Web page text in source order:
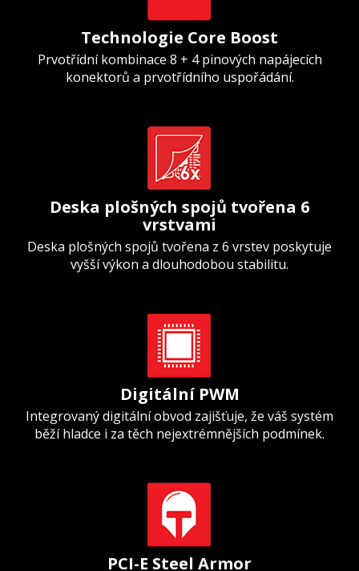
Technologie Core Boost
Prvotřídní kombinace 8 + 4 pinových napájecích
konektorů a prvotřídního uspořádání.
Deska plošných spojů tvořena 6
vrstvami
Deska plošných spojů tvořena z 6 vrstev poskytuje
vyšší výkon a dlouhodobou stabilitu.
Digitální PWM
Integrovaný digitální obvod zajišťuje, že váš systém
běží hladce i za těch nejextrémnějších podmínek.
PCI-E Steel Armor